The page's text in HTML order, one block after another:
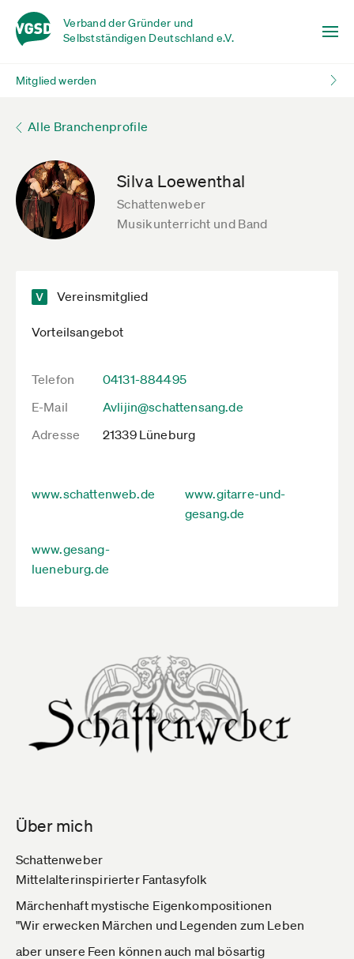
Verband der Gründer und
Selbstständigen Deutschland e.V.
Mitglied werden
Alle Branchenprofile
Silva Loewenthal
Schattenweber
Musikunterricht und Band
Vereinsmitglied
Vorteilsangebot
Telefon
04131-884495
E-Mail
Avlijin@schattensang.de
Adresse
21339 Lüneburg
www.schattenweb.de
www.gitarre-und-
gesang.de
www.gesang-
lueneburg.de
Über mich
Schattenweber
Mittelalterinspirierter Fantasyfolk
Märchenhaft mystische Eigenkompositionen
"Wir erwecken Märchen und Legenden zum Leben
aber unsere Feen können auch mal bösartig